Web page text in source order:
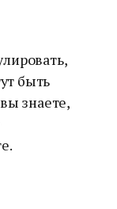
быть
знаете,